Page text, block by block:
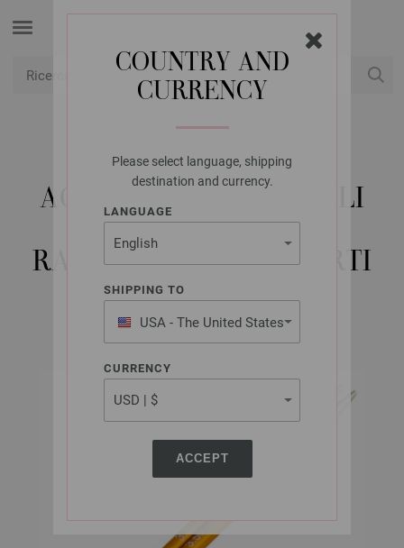
COUNTRY AND
CURRENCY
Please select language, shipping
destination and currency.
LANGUAGE
SHIPPING TO
USA - The United States
of America
CURRENCY
ACCEPT
LANA GROSSA
AGHI INTERCAMBIABILI
VARIO ALUMINIUM
RAINBOW MIS, 3,5 CORTI